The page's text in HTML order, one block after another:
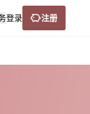
登录 注册